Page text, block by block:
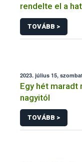
rendelte el a
TOVÁBB >
2023. július 15,
Egy hét maradt
nagyitól
TOVÁBB >